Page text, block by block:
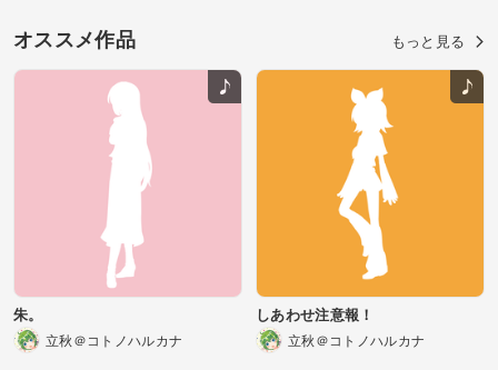
オススメ作品 もっと見る
朱。
立秋＠コトノハルカナ
しあわせ注意報！
立秋＠コトノハルカナ